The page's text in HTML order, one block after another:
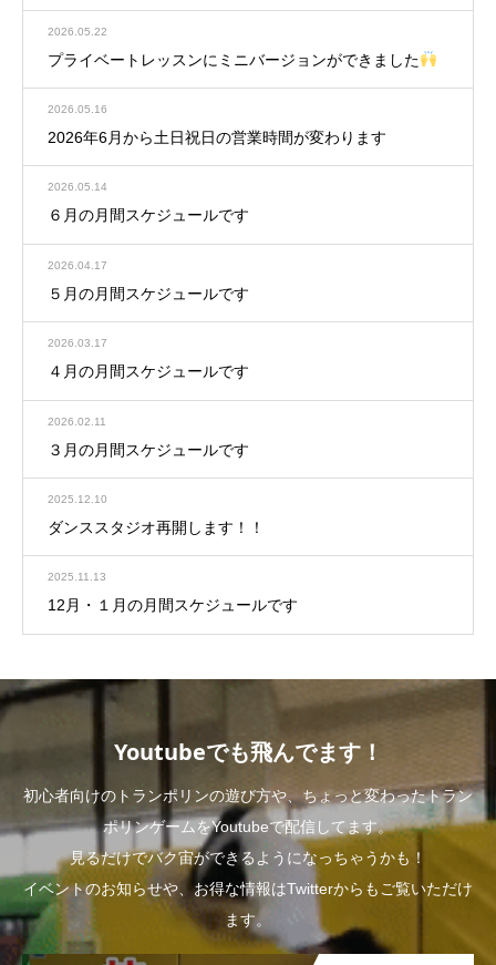
2026.05.22
プライベートレッスンにミニバージョンができました
2026.05.16
2026年6月から土日祝日の営業時間が変わります
2026.05.14
６月の月間スケジュールです
2026.04.17
５月の月間スケジュールです
2026.03.17
４月の月間スケジュールです
2026.02.11
３月の月間スケジュールです
2025.12.10
ダンススタジオ再開します！！
2025.11.13
12月・１月の月間スケジュールです
Youtubeでも飛んでます！
初心者向けのトランポリンの遊び方や、ちょっと変わったトラン
ポリンゲームをYoutubeで配信してます。
見るだけでバク宙ができるようになっちゃうかも！
イベントのお知らせや、お得な情報はTwitterからもご覧いただけ
ます。